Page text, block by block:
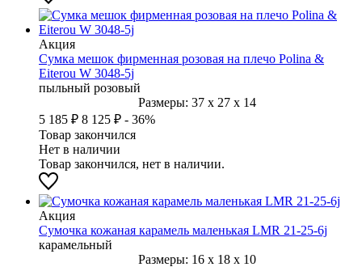
Акция
Сумка мешок фирменная розовая на плечо Polina &
Eiterou W 3048-5j
пыльный розовый
Размеры: 37 x 27 x 14
5 185 ₽ 8 125 ₽ - 36%
Товар закончился
Нет в наличии
Товар закончился, нет в наличии.
Акция
Сумочка кожаная карамель маленькая LMR 21-25-6j
карамельный
Размеры: 16 x 18 x 10